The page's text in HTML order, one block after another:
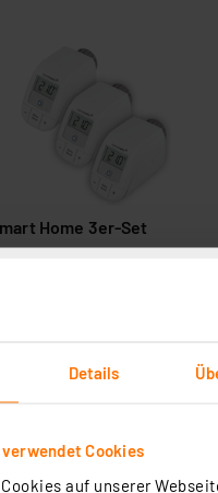
Details
Cookies
auf unserer
Home 3er-Set
– basic, HmIP-eTRV-